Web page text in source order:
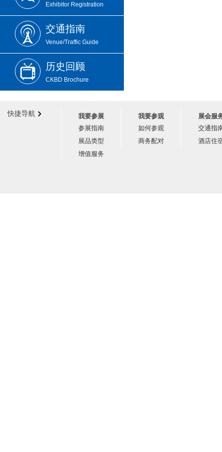
Exhibitor Registration
交通指南
Venue/Traffic Guide
历史回顾
CKBD Brochure
快捷导航
我要参展
参展指南
展品类型
增值服务
我要参观
如何参观
商务配对
展会服
交通指
酒店住